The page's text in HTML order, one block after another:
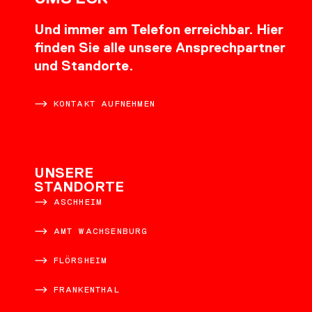
Und immer am Telefon erreichbar. Hier
finden Sie alle unsere Ansprechpartner
und Standorte.
KONTAKT AUFNEHMEN
UNSERE
STANDORTE
ASCHHEIM
AMT WACHSENBURG
FLÖRSHEIM
FRANKENTHAL